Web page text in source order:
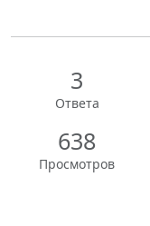
3
Ответа
638
Просмотров